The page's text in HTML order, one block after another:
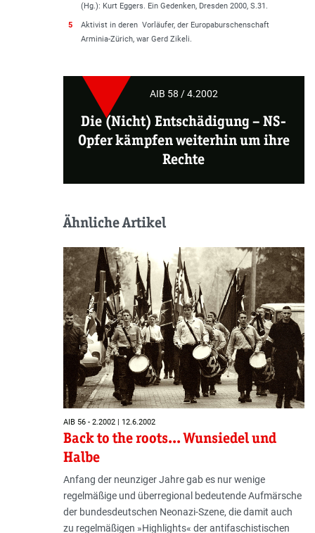
(Hg.): Kurt Eggers. Ein Gedenken, Dresden 2000, S.31.
5
Aktivist in deren Vorläufer, der Europaburschenschaft
Arminia-Zürich, war Gerd Zikeli.
AIB 58 / 4.2002
Die (Nicht) Entschädigung–NS-
Opfer kämpfen weiterhin um ihre
Rechte
Ähnliche Artikel
AIB 56 - 2.2002 | 12.6.2002
Back to the roots... Wunsiedel und
Halbe
Anfang der neunziger Jahre gab es nur wenige
regelmäßige und überregional bedeutende Aufmärsche
der bundesdeutschen Neonazi-Szene, die damit auch
zu regelmäßigen »Highlights« der antifaschistischen